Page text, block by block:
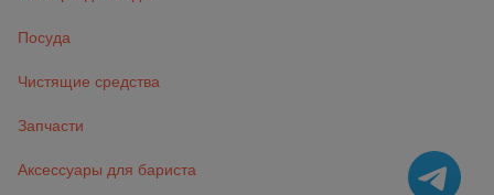
Посуда
Чистящие средства
Запчасти
Аксессуары для бариста